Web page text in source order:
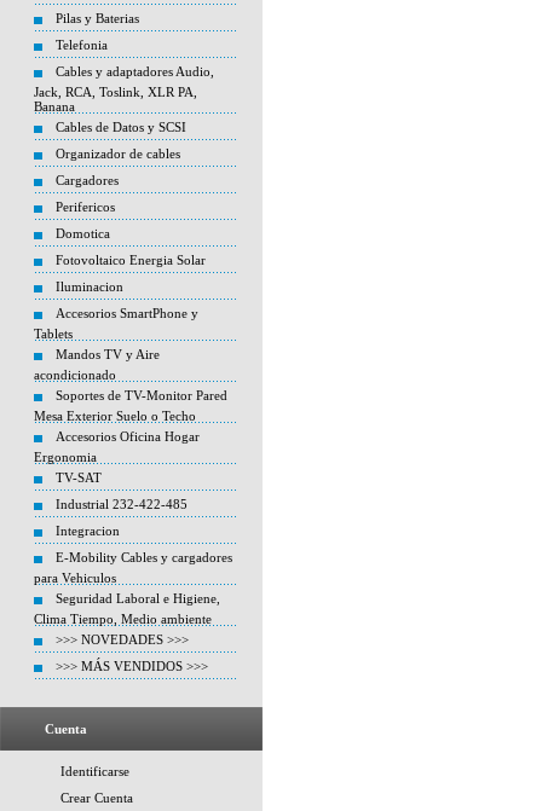
Pilas y Baterias
Telefonia
Cables y adaptadores Audio,
Jack, RCA, Toslink, XLR PA,
Banana
Cables de Datos y SCSI
Organizador de cables
Cargadores
Perifericos
Domotica
Fotovoltaico Energia Solar
Iluminacion
Accesorios SmartPhone y
Tablets
Mandos TV y Aire
acondicionado
Soportes de TV-Monitor Pared
Mesa Exterior Suelo o Techo
Accesorios Oficina Hogar
Ergonomia
TV-SAT
Industrial 232-422-485
Integracion
E-Mobility Cables y cargadores
para Vehiculos
Seguridad Laboral e Higiene,
Clima Tiempo, Medio ambiente
>>> NOVEDADES >>>
>>> MÁS VENDIDOS >>>
Cuenta
Identificarse
Crear Cuenta